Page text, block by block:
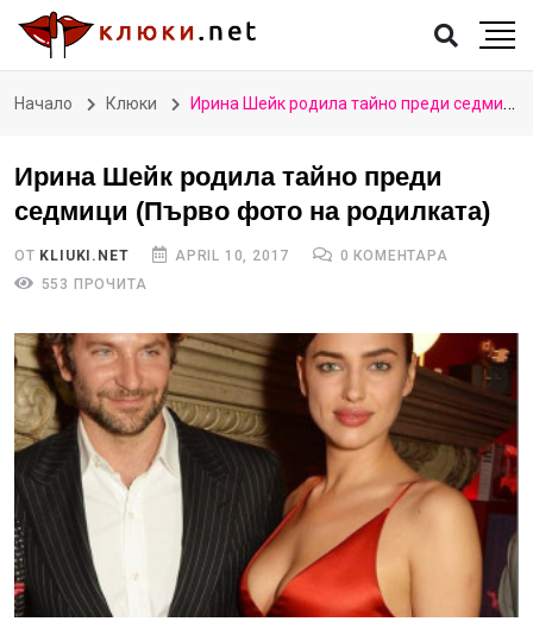
Начало Клюки Ирина Шейк родила тайно преди седмици (Първо фото на родилката)
Ирина Шейк родила тайно преди
седмици (Първо фото на родилката)
ОТ KLIUKI.NET APRIL 10, 2017
0 КОМЕНТАРА
553 ПРОЧИТА